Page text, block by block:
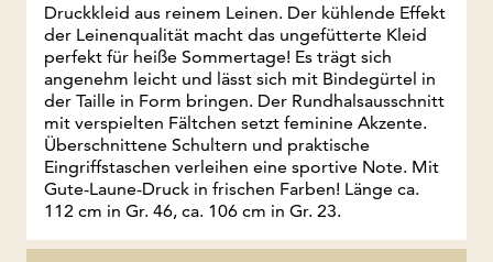
Druckkleid aus reinem Leinen. Der kühlende Effekt
der Leinenqualität macht das ungefütterte Kleid
perfekt für heiße Sommertage! Es trägt sich
angenehm leicht und lässt sich mit Bindegürtel in
der Taille in Form bringen. Der Rundhalsausschnitt
mit verspielten Fältchen setzt feminine Akzente.
Überschnittene Schultern und praktische
Eingriffstaschen verleihen eine sportive Note. Mit
Gute-Laune-Druck in frischen Farben! Länge ca.
112 cm in Gr. 46, ca. 106 cm in Gr. 23.